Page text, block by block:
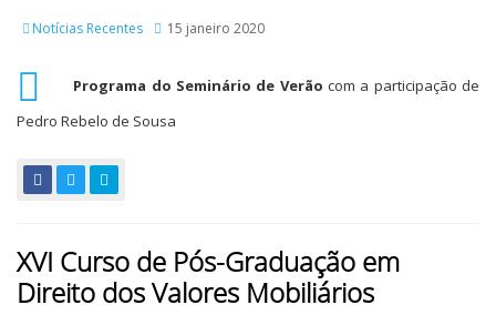
Notícias Recentes 15 janeiro 2020
Programa do Seminário de Verão com a participação de
Pedro Rebelo de Sousa
XVI Curso de Pós-Graduação em
Direito dos Valores Mobiliários